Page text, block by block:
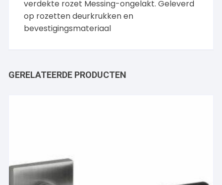
verdekte rozet Messing-ongelakt. Geleverd
op rozetten deurkrukken en
bevestigingsmateriaal
GERELATEERDE PRODUCTEN